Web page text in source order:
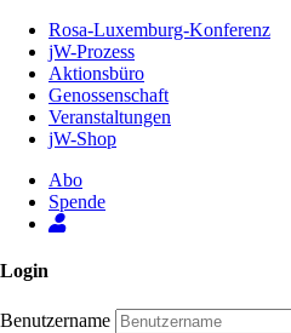
Inhalt
Seite
Rosa-Luxemburg-Konferenz
jW-Prozess
Aktionsbüro
Genossenschaft
Veranstaltungen
jW-Shop
Abo
Spende
Login
Benutzername